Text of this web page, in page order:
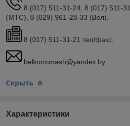
8 (017) 511-31-24, 8 (017) 511-
(МТС), 8 (029) 961-28-33 (Вел).
8 (017) 511-31-21 тел/факс.
belkormmash@yandex.by
Скрыть
Характеристики